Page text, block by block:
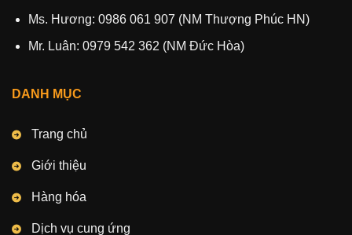
Ms. Hương: 0986 061 907 (NM Thượng Phúc HN)
Mr. Luân: 0979 542 362 (NM Đức Hòa)
DANH MỤC
Trang chủ
Giới thiệu
Hàng hóa
Dịch vụ cung ứng